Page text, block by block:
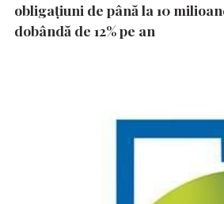
obligațiuni de până la 10
dobândă de 12% pe an